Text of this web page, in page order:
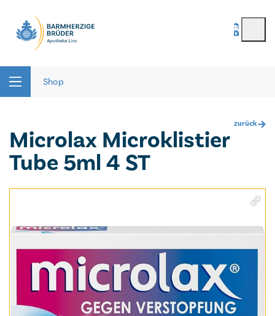
Passwort vergessen
registrieren
Shop
zurück
Microlax Microklistier
Tube 5ml 4 ST